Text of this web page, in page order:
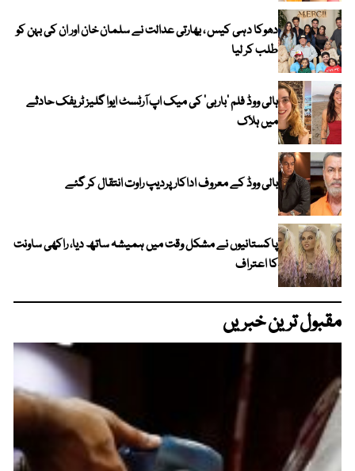
دھوکا دہی کیس ، بھارتی عدالت نے سلمان خان اور ان کی بہن کو
طلب کر لیا
ہالی ووڈ فلم ’باربی‘ کی میک اپ آرٹسٹ ایوا گلیز ٹریفک حادثے
میں ہلاک
بالی ووڈ کے معروف اداکار پردیپ راوت انتقال کر گئے
پاکستانیوں نے مشکل وقت میں ہمیشہ ساتھ دیا، راکھی ساونت
کا اعتراف
مقبول ترین خبریں